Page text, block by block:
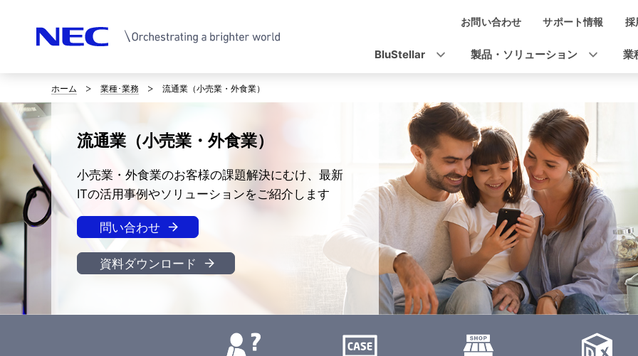
ゲ
お問い合わせ サポート情報 採
BluStellar 製品・ソリューション 業
サ
の
置
ホーム 業種･業務 流通業（小売業・外食業）
流通業（小売業・外食業）
小売業・外食業のお客様の課題解決にむけ、最新
ITの活用事例やソリューションをご紹介します
問い合わせ
資料ダウンロード